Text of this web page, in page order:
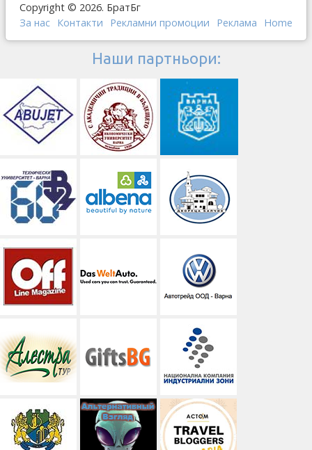
Copyright © 2026. БратБг
За нас Контакти Рекламни промоции Реклама Home
Наши партньори: